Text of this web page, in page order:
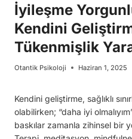
İyileşme
Kendini
Tükenmişlik
Otantik Psikoloji Haziran 1, 2025
Kendini geliştirme, sağlıklı
olabilirken; “daha iyi
baskılar zamanla zihinsel bir